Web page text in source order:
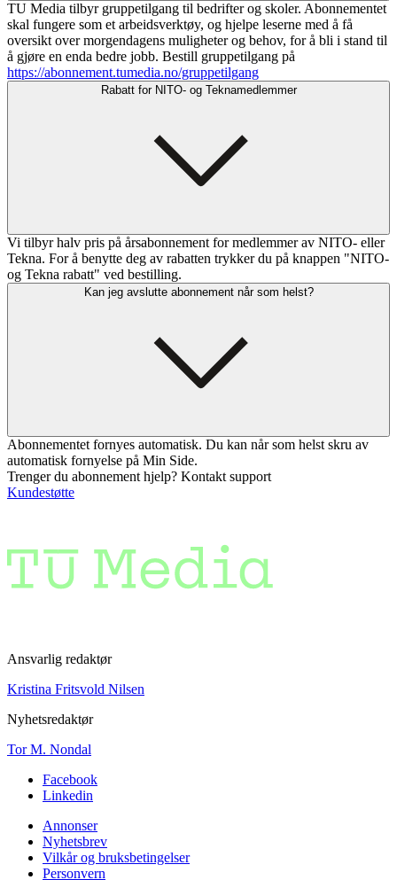
TU Media tilbyr gruppetilgang til bedrifter og skoler. Abonnementet
skal fungere som et arbeidsverktøy, og hjelpe leserne med å få
oversikt over morgendagens muligheter og behov, for å bli i stand til
å gjøre en enda bedre jobb. Bestill gruppetilgang på
https://abonnement.tumedia.no/gruppetilgang
Rabatt for NITO- og Teknamedlemmer
Vi tilbyr halv pris på årsabonnement for medlemmer av NITO- eller
Tekna. For å benytte deg av rabatten trykker du på knappen "NITO-
og Tekna rabatt" ved bestilling.
Kan jeg avslutte abonnement når som helst?
Abonnementet fornyes automatisk. Du kan når som helst skru av
automatisk fornyelse på Min Side.
Trenger du abonnement hjelp? Kontakt support
Kundestøtte
Ansvarlig redaktør
Kristina Fritsvold Nilsen
Nyhetsredaktør
Tor M. Nondal
Facebook
Linkedin
Annonser
Nyhetsbrev
Vilkår og bruksbetingelser
Personvern